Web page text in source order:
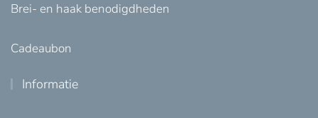
Brei- en haak benodigdheden
Cadeaubon
Informatie